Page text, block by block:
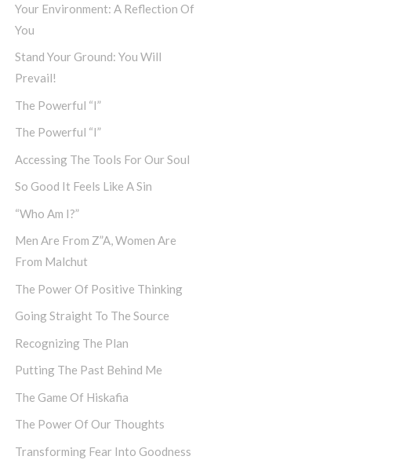
Your Environment: A Reflection Of
You
Stand Your Ground: You Will
Prevail!
The Powerful “I”
The Powerful “I”
Accessing The Tools For Our Soul
So Good It Feels Like A Sin
“Who Am I?”
Men Are From Z”a, Women Are
From Malchut
The Power Of Positive Thinking
Going Straight To The Source
Recognizing The Plan
Putting The Past Behind Me
The Game Of Hiskafia
The Power Of Our Thoughts
Transforming Fear Into Goodness